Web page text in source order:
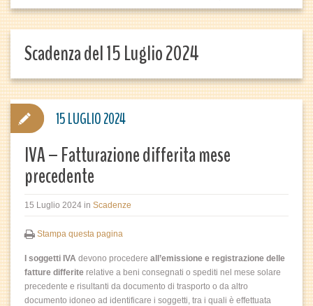
Scadenza del 15 Luglio 2024
IVA – Fatturazione differita mese
precedente
15 Luglio 2024 in Scadenze
Stampa questa pagina
I soggetti IVA devono procedere all’emissione e registrazione delle
fatture differite relative a beni consegnati o spediti nel mese solare
precedente e risultanti da documento di trasporto o da altro
documento idoneo ad identificare i soggetti, tra i quali è effettuata
15 LUGLIO 2024